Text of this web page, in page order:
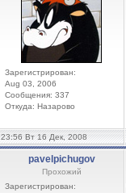
Зарегистрирован:
Aug 03, 2006
Сообщения: 337
Откуда: Назарово
23:56 Вт 16 Дек, 2008
pavelpichugov
Прохожий
Зарегистрирован: